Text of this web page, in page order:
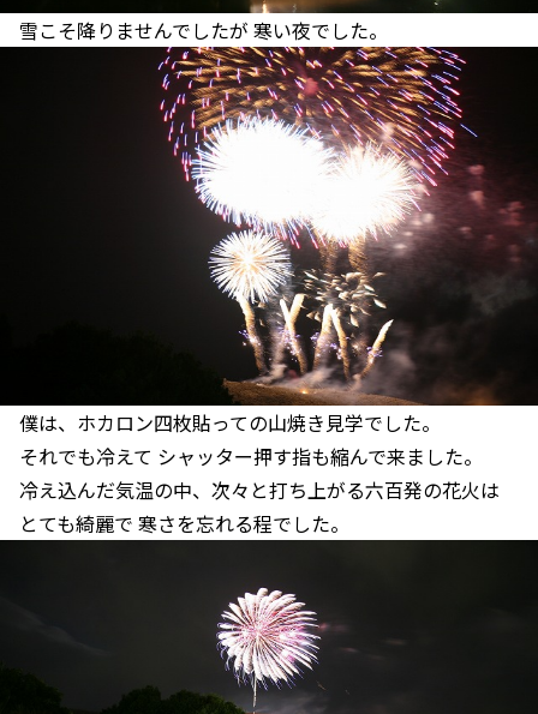
雪こそ降りませんでしたが 寒い夜でした。
僕は、ホカロン四枚貼っての山焼き見学でした。
それでも冷えて シャッター押す指も縮んで来ました。
冷え込んだ気温の中、次々と打ち上がる六百発の花火は
とても綺麗で 寒さを忘れる程でした。